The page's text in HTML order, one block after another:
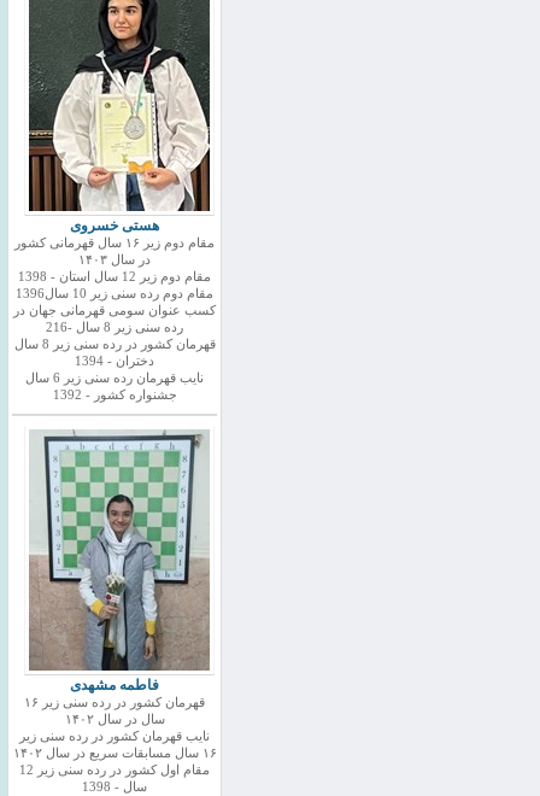
هستی خسروی
مقام دوم زیر ۱۶ سال قهرمانی کشور
در سال ۱۴۰۳
مقام دوم زیر 12 سال استان - 1398
مقام دوم رده سنی زیر 10 سال1396
کسب عنوان سومی قهرمانی جهان در
رده سنی زیر 8 سال -216
قهرمان کشور در رده سنی زیر 8 سال
دختران - 1394
نایب قهرمان رده سنی زیر 6 سال
جشنواره کشور - 1392
فاطمه مشهدی
قهرمان کشور در رده سنی زیر ۱۶
سال در سال ۱۴۰۲
نایب قهرمان کشور در رده سنی زیر
۱۶ سال مسابقات سریع در سال ۱۴۰۲
مقام اول کشور در رده سنی زیر 12
سال - 1398